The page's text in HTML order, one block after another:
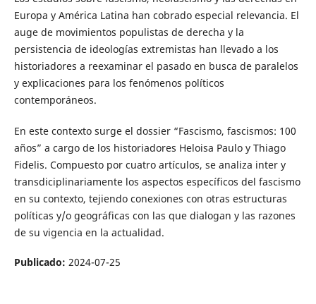
Europa y América Latina han cobrado especial relevancia. El
auge de movimientos populistas de derecha y la
persistencia de ideologías extremistas han llevado a los
historiadores a reexaminar el pasado en busca de paralelos
y explicaciones para los fenómenos políticos
contemporáneos.
En este contexto surge el dossier “Fascismo, fascismos: 100
años” a cargo de los historiadores Heloisa Paulo y Thiago
Fidelis. Compuesto por cuatro artículos, se analiza inter y
transdiciplinariamente los aspectos específicos del fascismo
en su contexto, tejiendo conexiones con otras estructuras
políticas y/o geográficas con las que dialogan y las razones
de su vigencia en la actualidad.
Publicado: 2024-07-25